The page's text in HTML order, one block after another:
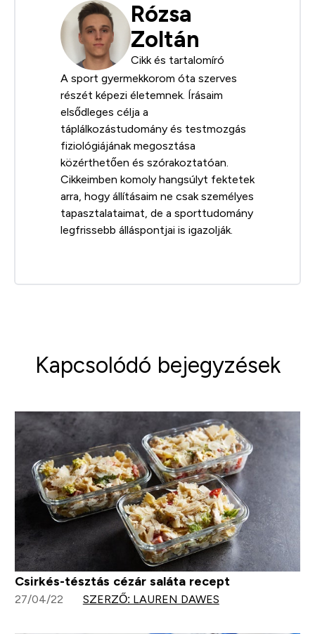
Rózsa
Zoltán
Cikk és tartalomíró
A sport gyermekkorom óta szerves
részét képezi életemnek. Írásaim
elsődleges célja a
táplálkozástudomány és testmozgás
fiziológiájának megosztása
közérthetően és szórakoztatóan.
Cikkeimben komoly hangsúlyt fektetek
arra, hogy állításaim ne csak személyes
tapasztalataimat, de a sporttudomány
legfrissebb álláspontjai is igazolják.
Kapcsolódó bejegyzések
Csirkés-tésztás cézár saláta recept
27/04/22 SZERZŐ: LAUREN DAWES